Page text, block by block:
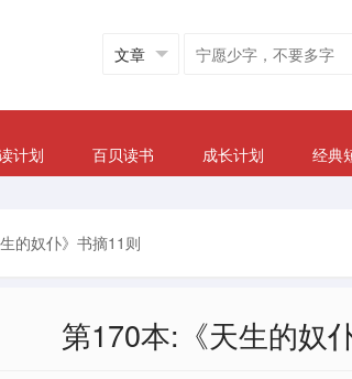
计划 百贝读书 成长计划 经典
的奴仆》书摘11则
第170本:《天生的奴